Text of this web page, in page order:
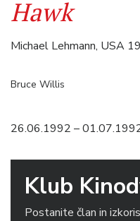
Hawk
Michael Lehmann, USA
Bruce Willis
26.06.1992 –
Klub
Postanite član in